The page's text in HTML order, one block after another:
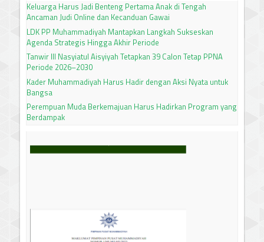
Keluarga Harus Jadi Benteng Pertama Anak di Tengah
Ancaman Judi Online dan Kecanduan Gawai
LDK PP Muhammadiyah Mantapkan Langkah Sukseskan
Agenda Strategis Hingga Akhir Periode
Tanwir III Nasyiatul Aisyiyah Tetapkan 39 Calon Tetap PPNA
Periode 2026–2030
Kader Muhammadiyah Harus Hadir dengan Aksi Nyata untuk
Bangsa
Perempuan Muda Berkemajuan Harus Hadirkan Program yang
Berdampak